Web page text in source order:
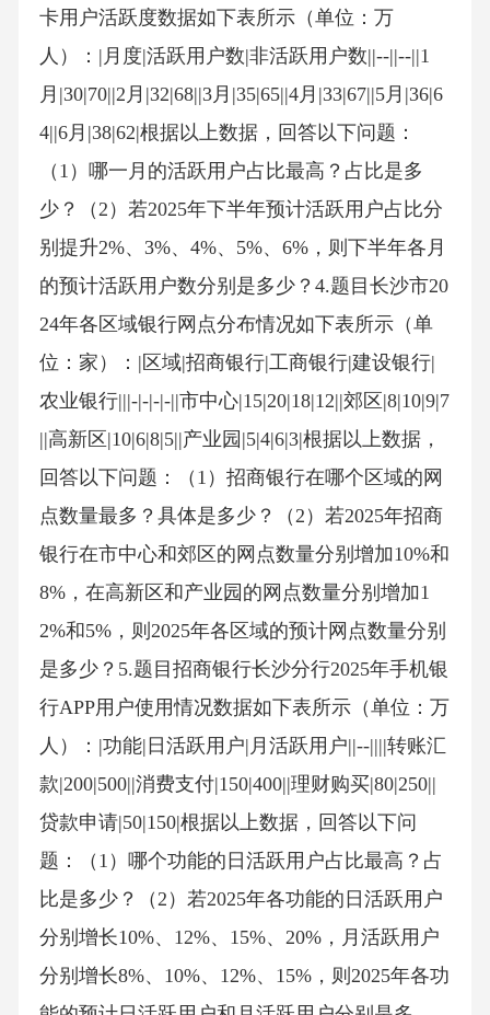
卡用户活跃度数据如下表所示（单位：万
人）：|月度|活跃用户数|非活跃用户数||--||--||1
月|30|70||2月|32|68||3月|35|65||4月|33|67||5月|36|6
4||6月|38|62|根据以上数据，回答以下问题：
（1）哪一月的活跃用户占比最高？占比是多
少？（2）若2025年下半年预计活跃用户占比分
别提升2%、3%、4%、5%、6%，则下半年各月
的预计活跃用户数分别是多少？4.题目长沙市20
24年各区域银行网点分布情况如下表所示（单
位：家）：|区域|招商银行|工商银行|建设银行|
农业银行|||-|-|-|-||市中心|15|20|18|12||郊区|8|10|9|7
||高新区|10|6|8|5||产业园|5|4|6|3|根据以上数据，
回答以下问题：（1）招商银行在哪个区域的网
点数量最多？具体是多少？（2）若2025年招商
银行在市中心和郊区的网点数量分别增加10%和
8%，在高新区和产业园的网点数量分别增加1
2%和5%，则2025年各区域的预计网点数量分别
是多少？5.题目招商银行长沙分行2025年手机银
行APP用户使用情况数据如下表所示（单位：万
人）：|功能|日活跃用户|月活跃用户||--||||转账汇
款|200|500||消费支付|150|400||理财购买|80|250||
贷款申请|50|150|根据以上数据，回答以下问
题：（1）哪个功能的日活跃用户占比最高？占
比是多少？（2）若2025年各功能的日活跃用户
分别增长10%、12%、15%、20%，月活跃用户
分别增长8%、10%、12%、15%，则2025年各功